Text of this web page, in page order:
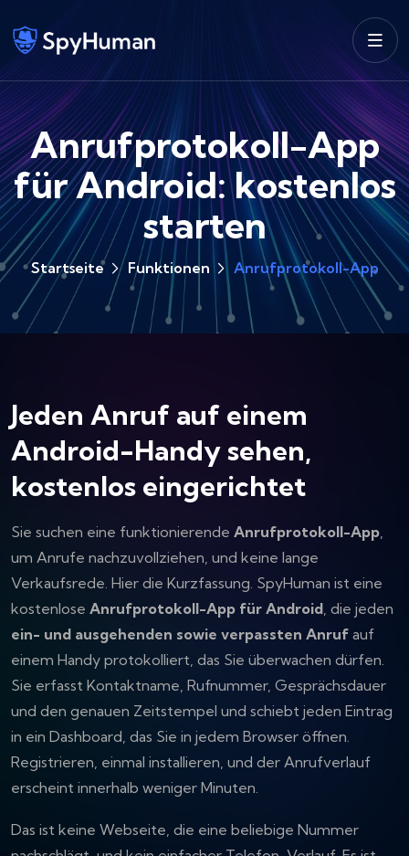
Anrufprotokoll-App
für Android: kostenlos
starten
Startseite Funktionen Anrufprotokoll-App
Jeden Anruf auf einem
Android-Handy sehen,
kostenlos eingerichtet
Sie suchen eine funktionierende Anrufprotokoll-App,
um Anrufe nachzuvollziehen, und keine lange
Verkaufsrede. Hier die Kurzfassung. SpyHuman ist eine
kostenlose Anrufprotokoll-App für Android, die jeden
ein- und ausgehenden sowie verpassten Anruf auf
einem Handy protokolliert, das Sie überwachen dürfen.
Sie erfasst Kontaktname, Rufnummer, Gesprächsdauer
und den genauen Zeitstempel und schiebt jeden Eintrag
in ein Dashboard, das Sie in jedem Browser öffnen.
Registrieren, einmal installieren, und der Anrufverlauf
erscheint innerhalb weniger Minuten.
Das ist keine Webseite, die eine beliebige Nummer